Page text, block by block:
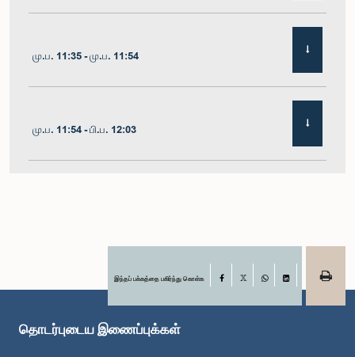
மு.ப. 11:35 - மு.ப. 11:54
மு.ப. 11:54 - பி.ப. 12:03
பி.ப. 12:10 - பி.ப. 12:16இந்தப் பக்கத்தை பகிர்ந்து கொள்க Facebook
LinkedIn
தொடர்புடைய இணைப்புக்கள்